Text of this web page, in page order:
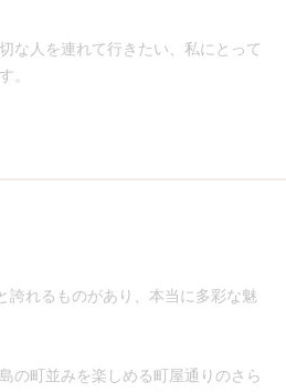
な人を連れて行きたい、私にとって
。
誇れるものがあり、本当に多彩な魅
の町並みを楽しめる町屋通りのさら